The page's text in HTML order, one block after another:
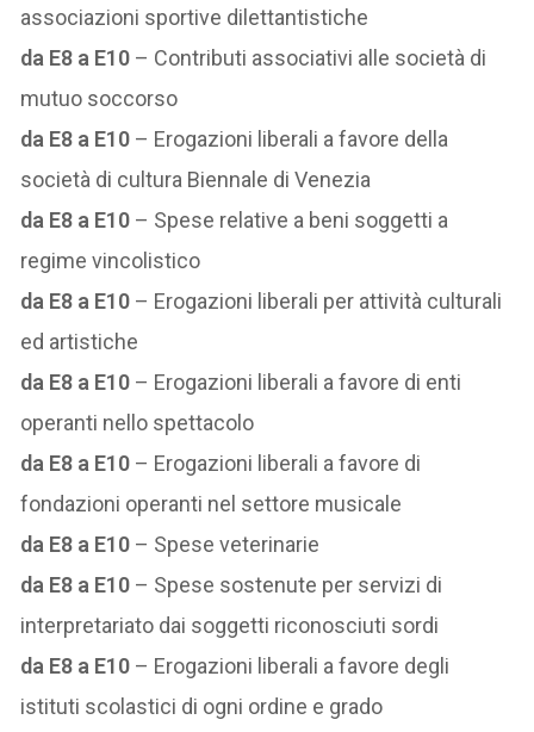
associazioni sportive dilettantistiche
da E8 a E10 – Contributi associativi alle società di
mutuo soccorso
da E8 a E10 – Erogazioni liberali a favore della
società di cultura Biennale di Venezia
da E8 a E10 – Spese relative a beni soggetti a
regime vincolistico
da E8 a E10 – Erogazioni liberali per attività culturali
ed artistiche
da E8 a E10 – Erogazioni liberali a favore di enti
operanti nello spettacolo
da E8 a E10 – Erogazioni liberali a favore di
fondazioni operanti nel settore musicale
da E8 a E10 – Spese veterinarie
da E8 a E10 – Spese sostenute per servizi di
interpretariato dai soggetti riconosciuti sordi
da E8 a E10 – Erogazioni liberali a favore degli
istituti scolastici di ogni ordine e grado